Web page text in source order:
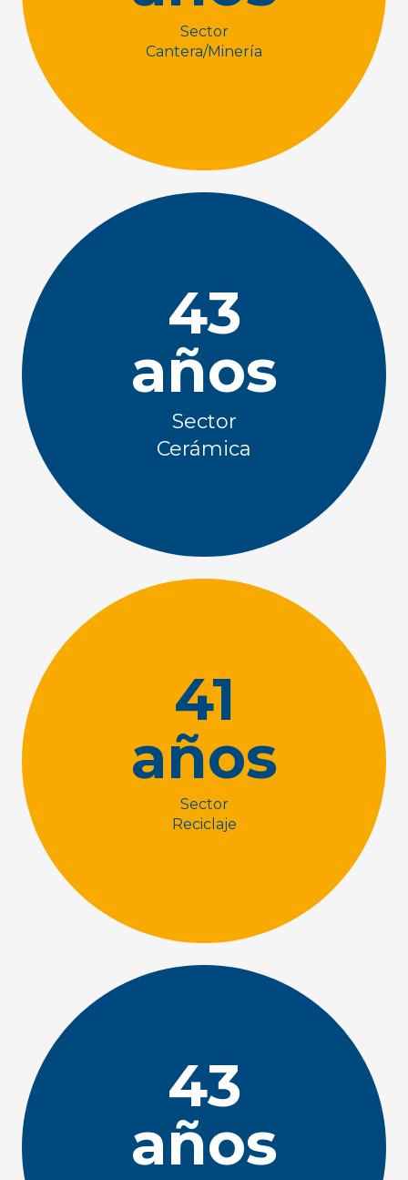
Sector
Cantera/Minería
43
años
Sector
Cerámica
41
años
Sector
Reciclaje
43
años